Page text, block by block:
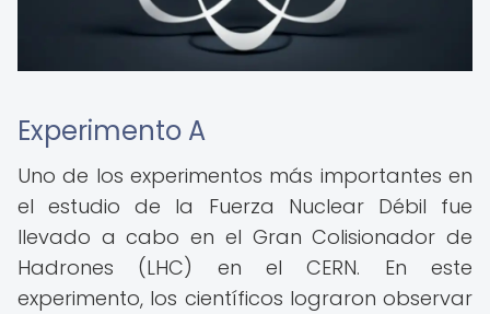
Experimento A
Uno de los experimentos más importantes en
el estudio de la Fuerza Nuclear Débil fue
llevado a cabo en el Gran Colisionador de
Hadrones (LHC) en el CERN. En este
experimento, los científicos lograron observar